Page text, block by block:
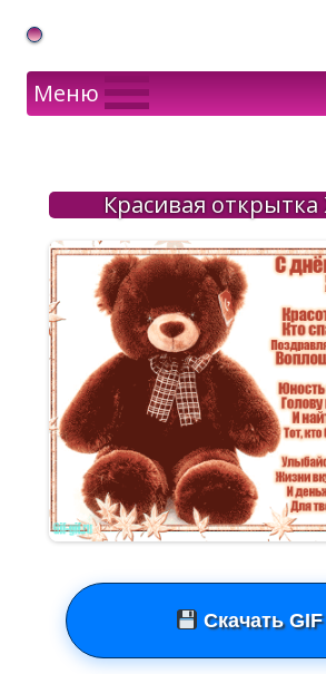
Gif Открытки в подарок
Меню
Красивая
Скачать GIF